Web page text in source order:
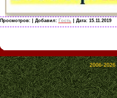
Просмотров: | Добавил: Гость | Дата: 15.11.2019
2006-